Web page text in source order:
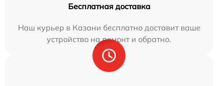
Бесплатная доставка
Наш курьер в Казани бесплатно доставит ваше
устройство на ремонт и обратно.